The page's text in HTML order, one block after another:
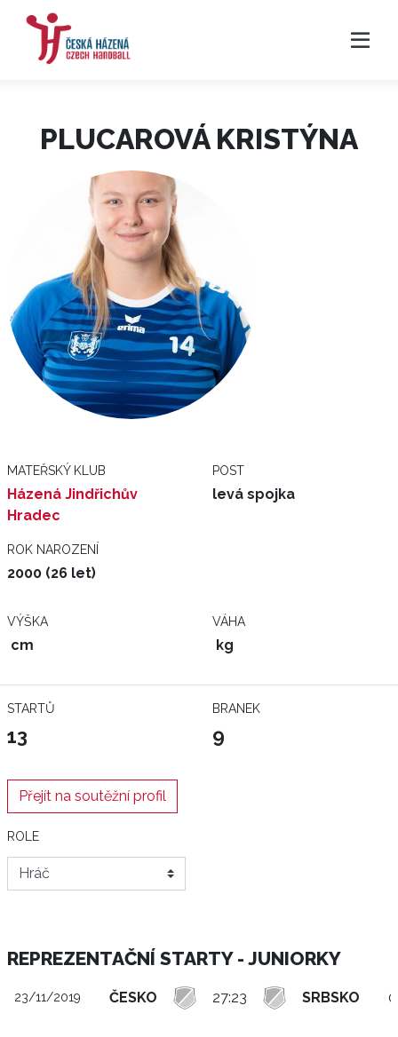
PLUCAROVÁ KRISTÝNA
MATEŘSKÝ KLUB
Házená Jindřichův
Hradec
POST
levá spojka
ROK NAROZENÍ
2000 (26 let)
VÝŠKA
cm
VÁHA
kg
STARTŮ
13
BRANEK
9
Přejít na soutěžní profil
ROLE
REPREZENTAČNÍ STARTY - JUNIORKY
23/11/2019 ČESKO 27:23 SRBSKO